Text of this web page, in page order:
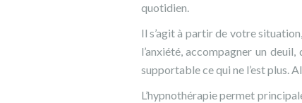
quotidien.
Il s’agit à partir de votre
l’anxiété, accompagner un
supportable ce qui ne l’est plus.
L’hypnothérapie permet